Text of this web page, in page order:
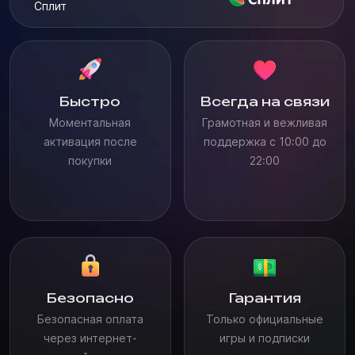
Сплит
Быстро
Моментальная
активация после
покупки
Всегда на связи
Грамотная и вежливая
поддержка с 10:00 до
22:00
Безопасно
Безопасная оплата
через интернет-
Гарантия
Только официальные
игры и подписки